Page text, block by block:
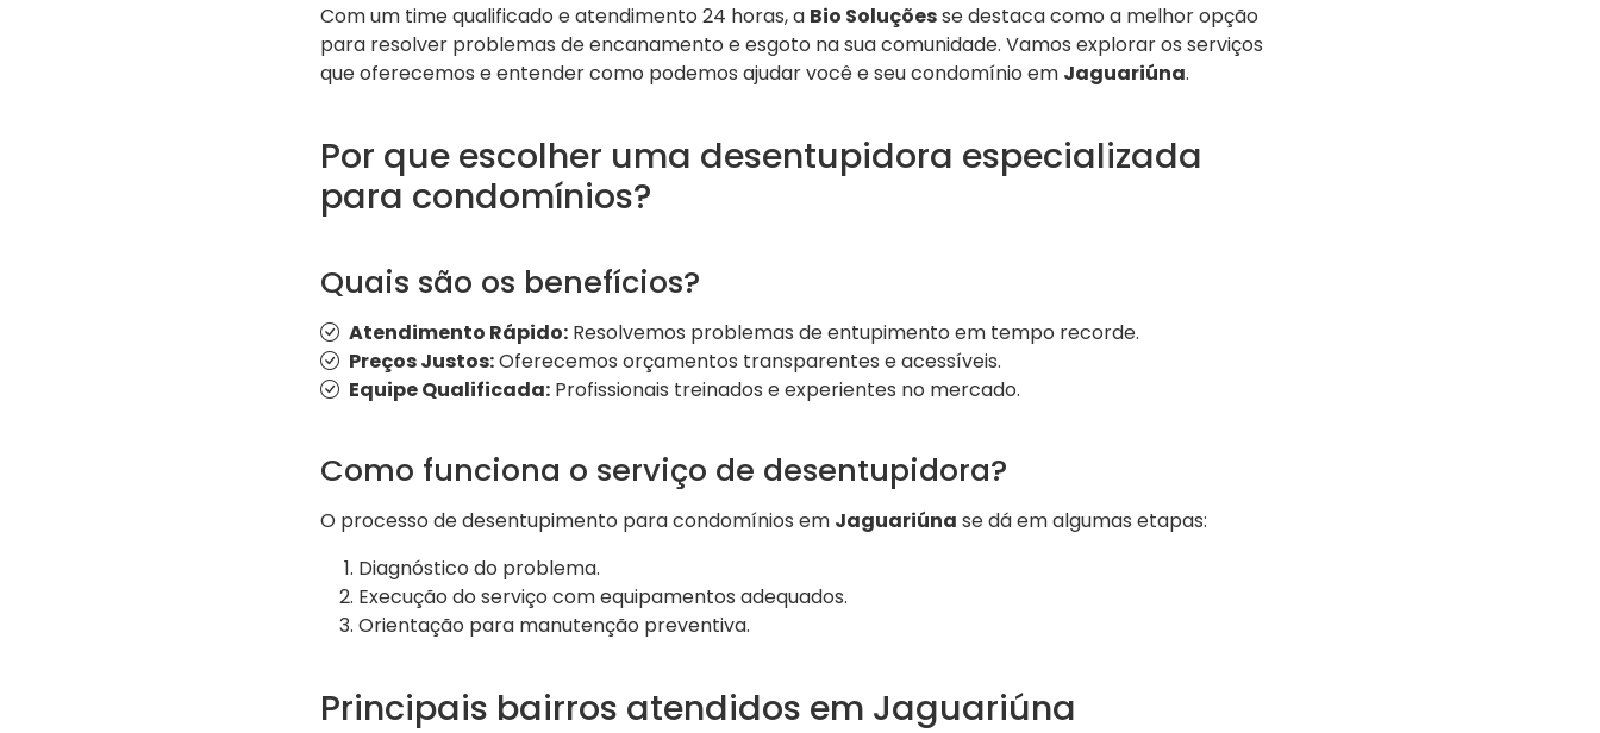
Com um time qualificado e atendimento 24 horas, a Bio Soluçõesse destaca como a melhor opção
para resolver problemas de encanamento e esgoto na sua comunidade. Vamos explorar os serviços
que oferecemos e entender como podemos ajudar você e seu condomínio em Jaguariúna.
Por que escolher uma desentupidora especializada
para condomínios?
Quais são os benefícios?
Atendimento Rápido:Resolvemos problemas de entupimento em tempo recorde.
Preços Justos:Oferecemos orçamentos transparentes e acessíveis.
Equipe Qualificada:Profissionais treinados e experientes no mercado.
Como funciona o serviço de desentupidora?
O processo de desentupimento para condomínios em Jaguariúna se dá em algumas etapas:
Diagnóstico do problema.
Execução do serviço com equipamentos adequados.
Orientação para manutenção preventiva.
Principais bairros atendidos em Jaguariúna